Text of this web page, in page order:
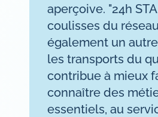
aperçoive. "24h
coulisses du
également un
les transports du
contribue à mieux
connaître des
essentiels, au